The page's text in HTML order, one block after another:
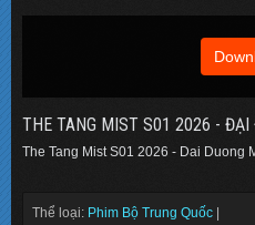
THE TANG MIST S01 2026 - ĐẠI
The Tang Mist S01 2026 - Dai Duong
Thể loại: Phim Bộ Trung Quốc